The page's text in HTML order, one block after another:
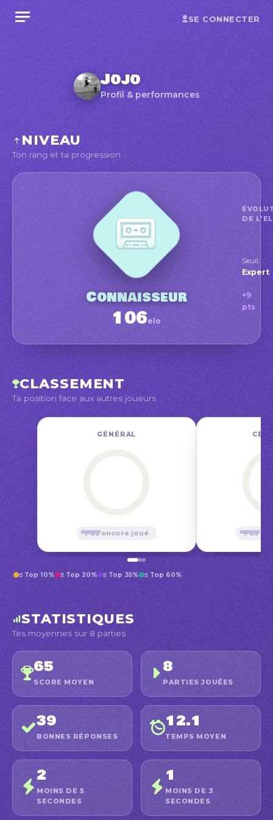
SE CONNECTER
Jojo
Profil & performances
NIVEAU
Ton rang et ta progression
Connaisseur
106elo
DE
Seuil
Expert
:
+9
pts
CLASSEMENT
Ta position face aux autres joueurs
GÉNÉRAL
—
Pas encore joué
CE
—
Pas
≤ Top 10% ≤ Top 20% ≤ Top 35% ≤ Top 60%
STATISTIQUES
Tes moyennes sur 8 parties
65
SCORE MOYEN
8
PARTIES JOUÉES
39
BONNES RÉPONSES
12.1
TEMPS MOYEN
2
MOINS DE 5
SECONDES
1
MOINS DE 3
SECONDES